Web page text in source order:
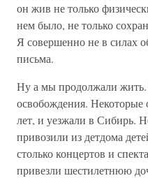
он жив не только
нем было, не только
Я совершенно не в силах
письма.
Ну а мы продолжали жить.
освобождения. Некоторые
лет, и уезжали в Сибирь.
привозили из детдома
столько концертов и
привезли шестилетнюю